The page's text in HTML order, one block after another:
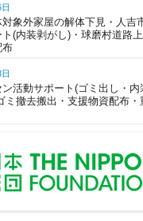
象外家屋の解体下見・人吉
(内装剥がし)・球磨村道路
布
活動サポート(ゴミ出し・内
ミ撤去搬出・支援物資配布・